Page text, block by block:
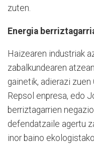
zuten.
Energia
Haizearen industriak
zabalkundearen
gainetik, adierazi zuen
Repsol enpresa, edo
berriztagarrien
defendatzaile agertu
inor baino